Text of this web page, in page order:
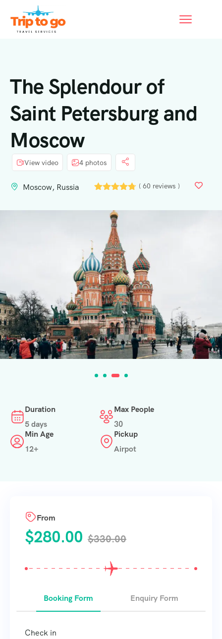
The Splendour of
Saint Petersburg and
Moscow
View video 4 photos
Moscow, Russia ( 60 reviews )
Duration
5 days
Max People
30
Min Age
12+
Pickup
Airpot
From
$280.00 $330.00
Booking Form Enquiry Form
Check in